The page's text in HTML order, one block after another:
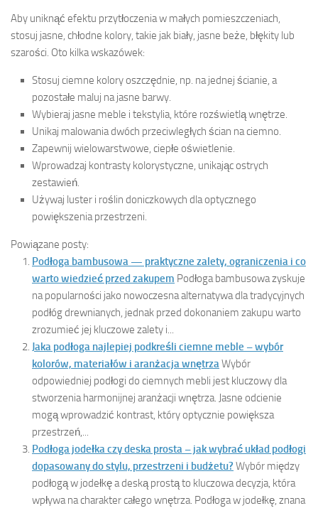
Aby uniknąć efektu przytłoczenia w małych pomieszczeniach,
stosuj jasne, chłodne kolory, takie jak biały, jasne beże, błękity lub
szarości. Oto kilka wskazówek:
Stosuj ciemne kolory oszczędnie, np. na jednej ścianie, a
pozostałe maluj na jasne barwy.
Wybieraj jasne meble i tekstylia, które rozświetlą wnętrze.
Unikaj malowania dwóch przeciwległych ścian na ciemno.
Zapewnij wielowarstwowe, ciepłe oświetlenie.
Wprowadzaj kontrasty kolorystyczne, unikając ostrych
zestawień.
Używaj luster i roślin doniczkowych dla optycznego
powiększenia przestrzeni.
Powiązane posty:
Podłoga bambusowa — praktyczne zalety, ograniczenia i co
warto wiedzieć przed zakupem Podłoga bambusowa zyskuje
na popularności jako nowoczesna alternatywa dla tradycyjnych
podłóg drewnianych, jednak przed dokonaniem zakupu warto
zrozumieć jej kluczowe zalety i...
Jaka podłoga najlepiej podkreśli ciemne meble – wybór
kolorów, materiałów i aranżacja wnętrza Wybór
odpowiedniej podłogi do ciemnych mebli jest kluczowy dla
stworzenia harmonijnej aranżacji wnętrza. Jasne odcienie
mogą wprowadzić kontrast, który optycznie powiększa
przestrzeń,...
Podłoga jodełka czy deska prosta – jak wybrać układ podłogi
dopasowany do stylu, przestrzeni i budżetu? Wybór między
podłogą w jodełkę a deską prostą to kluczowa decyzja, która
wpływa na charakter całego wnętrza. Podłoga w jodełkę, znana